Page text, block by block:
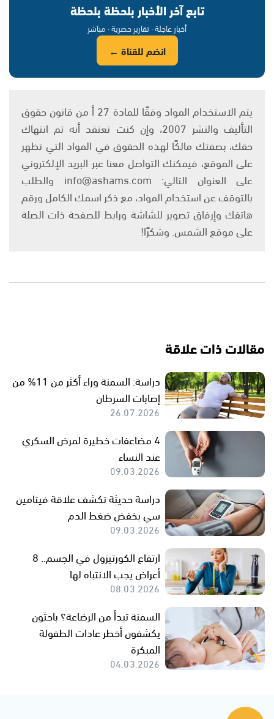
تابع آخر الأخبار بلحظة بلحظة
أخبار عاجلة · تقارير حصرية · مباشر
انضم للقناة ←
يتم الاستخدام المواد وفقًا للمادة 27 أ من قانون حقوق
التأليف والنشر 2007، وإن كنت تعتقد أنه تم انتهاك
حقك، بصفتك مالكًا لهذه الحقوق في المواد التي تظهر
على الموقع، فيمكنك التواصل معنا عبر البريد الإلكتروني
على العنوان التالي: info@ashams.com والطلب
بالتوقف عن استخدام المواد، مع ذكر اسمك الكامل ورقم
هاتفك وإرفاق تصوير للشاشة ورابط للصفحة ذات الصلة
على موقع الشمس. وشكرًا!
مقالات ذات علاقة
دراسة: السمنة وراء أكثر من 11% من
إصابات السرطان
26.07.2026
4 مضاعفات خطيرة لمرض السكري
عند النساء
09.03.2026
دراسة حديثة تكشف علاقة فيتامين
سي بخفض ضغط الدم
09.03.2026
ارتفاع الكورتيزول في الجسم.. 8
أعراض يجب الانتباه لها
08.03.2026
السمنة تبدأ من الرضاعة؟ باحثون
يكشفون أخطر عادات الطفولة
المبكرة
04.03.2026